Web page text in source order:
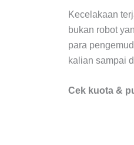
Kecelakaan
bukan robot
para
kalian sampai
Cek kuota &